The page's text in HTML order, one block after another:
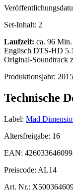
Set-Inhalt: 2
Laufzeit: ca. 96
Englisch DTS-HD
Original-Soundtrack
Produktionsjahr: 2015
Technische
Label: Mad
Altersfreigabe: 16
EAN:
Preiscode: AL14
Art. Nr.: